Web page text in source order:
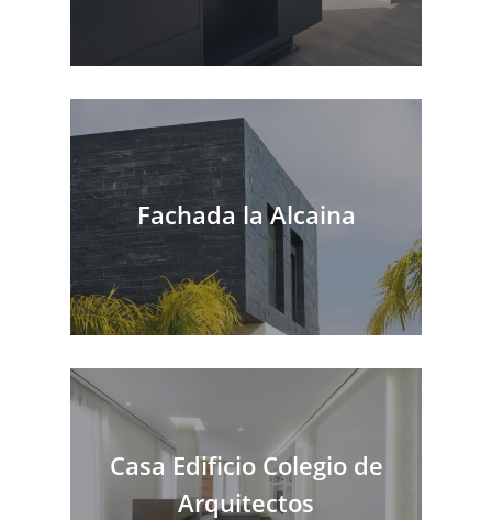
Fachada la Alcaina
Casa Edificio Colegio de
Arquitectos